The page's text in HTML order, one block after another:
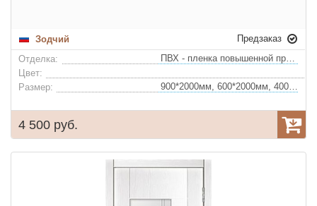
Зодчий
Предзаказ
Отделка:
ПВХ - пленка повышенной прочности
Цвет:
Размер:
900*2000мм, 600*2000мм, 400*2000мм, 700*2000мм, 800*2000мм
4 500 руб.